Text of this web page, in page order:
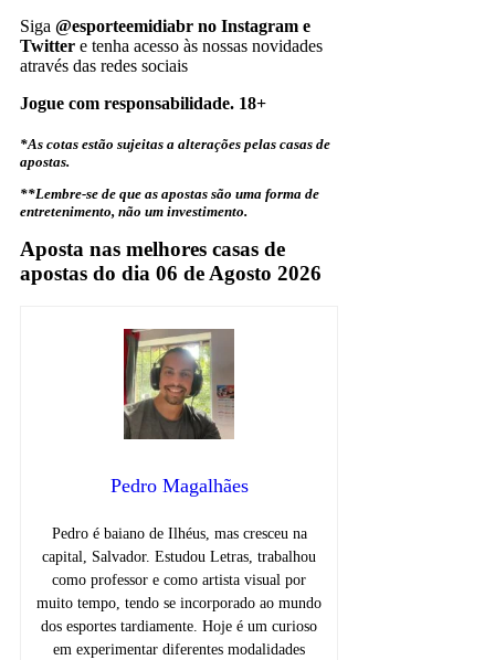
Siga @esporteemidiabr no Instagram e
Twitter e tenha acesso às nossas novidades
através das redes sociais
Jogue com responsabilidade. 18+
*As cotas estão sujeitas a alterações pelas casas de
apostas.
**Lembre-se de que as apostas são uma forma de
entretenimento, não um investimento.
Aposta nas melhores casas de
apostas do dia 06 de Agosto 2026
Pedro Magalhães
Pedro é baiano de Ilhéus, mas cresceu na
capital, Salvador. Estudou Letras, trabalhou
como professor e como artista visual por
muito tempo, tendo se incorporado ao mundo
dos esportes tardiamente. Hoje é um curioso
em experimentar diferentes modalidades